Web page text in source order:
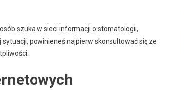
szuka w sieci informacji o stomatologii,
powinieneś najpierw skonsultować się ze